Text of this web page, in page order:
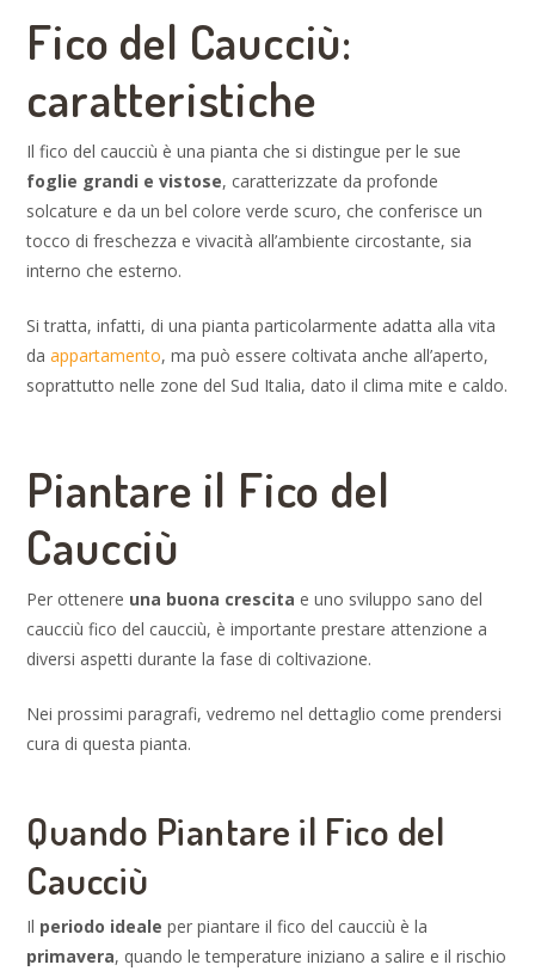
Fico del Caucciù:
caratteristiche
Il fico del caucciù è una pianta che si distingue per le sue
foglie grandi e vistose, caratterizzate da profonde
solcature e da un bel colore verde scuro, che conferisce un
tocco di freschezza e vivacità all’ambiente circostante, sia
interno che esterno.
Si tratta, infatti, di una pianta particolarmente adatta alla vita
daappartamento, ma può essere coltivata anche all’aperto,
soprattutto nelle zone del Sud Italia, dato il clima mite e caldo.
Piantare il Fico del
Caucciù
Per ottenere una buona crescita e uno sviluppo sano del
caucciù fico del caucciù, è importante prestare attenzione a
diversi aspetti durante la fase di coltivazione.
Nei prossimi paragrafi, vedremo nel dettaglio come prendersi
cura di questa pianta.
Quando Piantare il Fico del
Caucciù
Il periodo ideale per piantare il fico del caucciù è la
primavera, quando le temperature iniziano a salire e il rischio